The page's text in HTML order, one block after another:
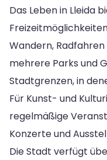
Das Leben in Lleida
Wandern,
mehrere Parks und
Stadtgrenzen, in
Für Kunst- und
regelmäßige
Konzerte und
Die Stadt verfügt